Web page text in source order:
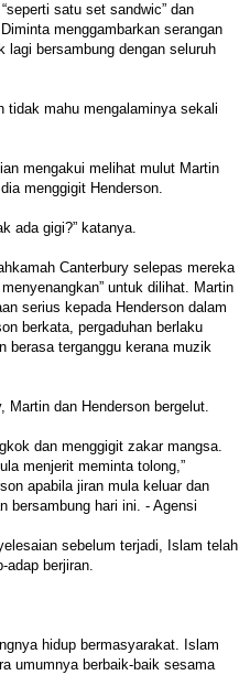
satu set sandwic” dan
menggambarkan serangan
lagi bersambung dengan seluruh
tidak mahu mengalaminya sekali
mengakui melihat mulut Martin
menggigit Henderson.
ada gigi?” katanya.
Canterbury selepas mereka
untuk dilihat. Martin
serius kepada Henderson dalam
berkata, pergaduhan berlaku
berasa terganggu kerana muzik
Martin dan Henderson bergelut.
dan menggigit zakar mangsa.
menjerit meminta tolong,”
apabila jiran mula keluar dan
bersambung hari ini. - Agensi
sebelum terjadi, Islam telah
adap berjiran.
hidup bermasyarakat. Islam
umumnya berbaik-baik sesama